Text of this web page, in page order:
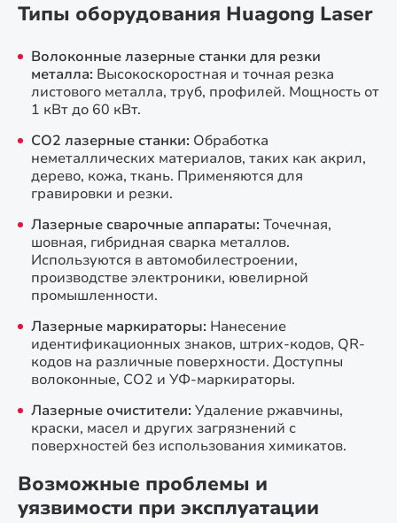
Типы оборудования Huagong Laser
Волоконные лазерные станки для резки
металла: Высокоскоростная и точная резка
листового металла, труб, профилей. Мощность от
1 кВт до 60 кВт.
CO2 лазерные станки: Обработка
неметаллических материалов, таких как акрил,
дерево, кожа, ткань. Применяются для
гравировки и резки.
Лазерные сварочные аппараты: Точечная,
шовная, гибридная сварка металлов.
Используются в автомобилестроении,
производстве электроники, ювелирной
промышленности.
Лазерные маркираторы: Нанесение
идентификационных знаков, штрих-кодов, QR-
кодов на различные поверхности. Доступны
волоконные, CO2 и УФ-маркираторы.
Лазерные очистители: Удаление ржавчины,
краски, масел и других загрязнений с
поверхностей без использования химикатов.
Возможные проблемы и
уязвимости при эксплуатации